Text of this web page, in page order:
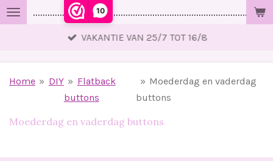
10
Ga
hoofdinhoud
VAKANTIE VAN 25/7 TOT 16/8
Home » DIY » Flatback
buttons
» Moederdag en vaderdag
buttons
Moederdag en vaderdag buttons